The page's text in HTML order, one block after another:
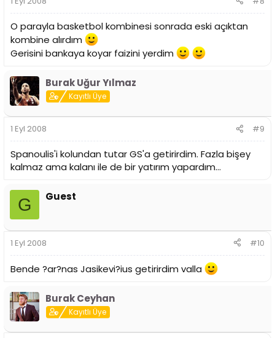
O parayla basketbol kombinesi sonrada eski açıktan
kombine alırdım
Gerisini bankaya koyar faizini yerdim
Burak Uğur Yılmaz
Kayıtlı Üye
1 Eyl 2008 #9
Spanoulis'i kolundan tutar GS'a getirirdim. Fazla bişey
kalmaz ama kalanı ile de bir yatırım yapardım...
G Guest
1 Eyl 2008 #10
Bende ?ar?nas Jasikevi?ius getirirdim valla
Burak Ceyhan
Kayıtlı Üye